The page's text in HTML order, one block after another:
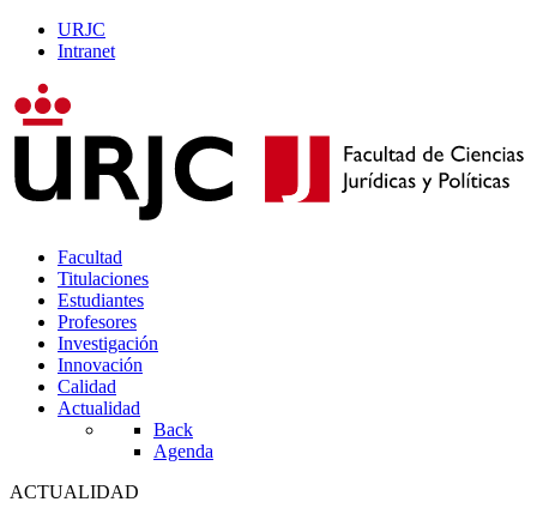
URJC
Intranet
Facultad
Titulaciones
Estudiantes
Profesores
Investigación
Innovación
Calidad
Actualidad
Back
Agenda
ACTUALIDAD